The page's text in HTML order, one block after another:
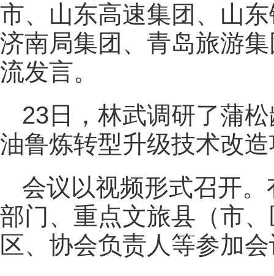
市、山东高速集团、山
济南局集团、青岛旅游
流发言。
23日，林武调研了蒲
油鲁炼转型升级技术改
会议以视频形式召开
部门、重点文旅县（市
区、协会负责人等参加